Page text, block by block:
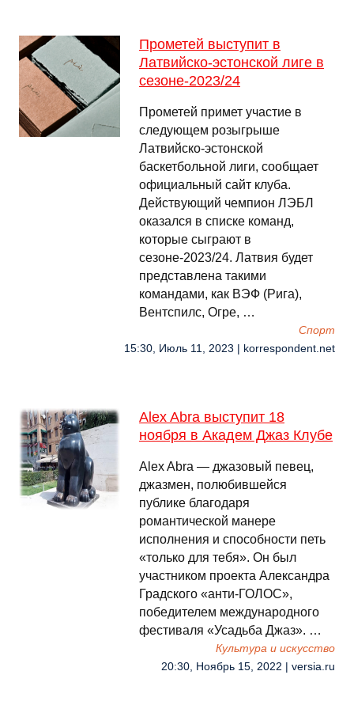
Прометей выступит в
Латвийско-эстонской лиге в
сезоне-2023/24
Прометей примет участие в
следующем розыгрыше
Латвийско-эстонской
баскетбольной лиги, сообщает
официальный сайт клуба.
Действующий чемпион ЛЭБЛ
оказался в списке команд,
которые сыграют в
сезоне-2023/24. Латвия будет
представлена такими
командами, как ВЭФ (Рига),
Вентспилс, Огре, …
Спорт
15:30, Июль 11, 2023 | korrespondent.net
Alex Abra выступит 18
ноября в Академ Джаз Клубе
Alex Abra — джазовый певец,
джазмен, полюбившейся
публике благодаря
романтической манере
исполнения и способности петь
«только для тебя». Он был
участником проекта Александра
Градского «анти-ГОЛОС»,
победителем международного
фестиваля «Усадьба Джаз». …
Культура и искусство
20:30, Ноябрь 15, 2022 | versia.ru